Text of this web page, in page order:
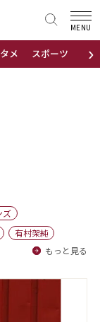
›
メ スポーツ 地域
MENU
ズ
有村架純
もっと見る